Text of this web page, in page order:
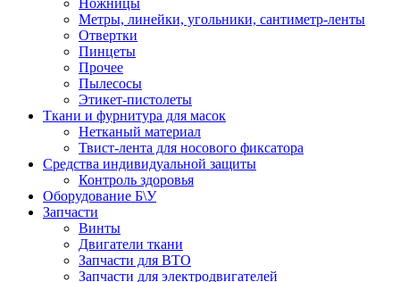
Метры, линейки, угольники, сантиметр-ленты
Отвертки
Пинцеты
Прочее
Пылесосы
Этикет-пистолеты
Ткани и фурнитура для масок
Нетканый материал
Твист-лента для носового фиксатора
Средства индивидуальной защиты
Контроль здоровья
Оборудование Б\У
Запчасти
Винты
Двигатели ткани
Запчасти для ВТО
Запчасти для электродвигателей